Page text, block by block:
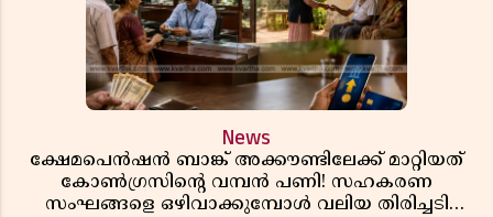
News
ക്ഷേമപെൻഷൻ ബാങ്ക് അക്കൗണ്ടിലേക്ക് മാറ്റിയത്
കോൺഗ്രസിന്റെ വമ്പൻ പണി! സഹകരണ
സംഘങ്ങളെ ഒഴിവാക്കുമ്പോൾ വലിയ തിരിച്ചടി